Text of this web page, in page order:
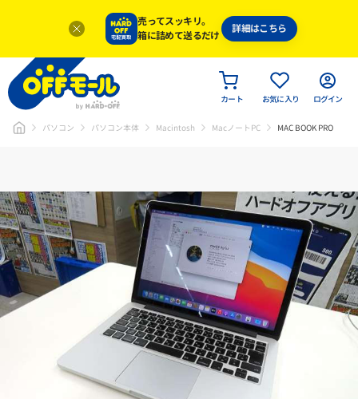
売ってスッキリ。
箱に詰めて送るだけ
詳細はこちら
カート お気に入り ログイン
パソコン パソコン本体 Macintosh MacノートPC MAC BOOK PRO